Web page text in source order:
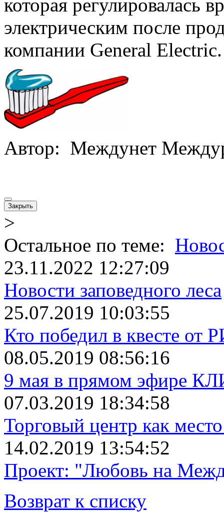
которая регулировалась
электрическим после
компании General Electric.
Автор: Междунет
Закрыть
>
Остальное по теме:
23.11.2022 12:27:09
Новости заповедного леса
25.07.2019 10:03:55
Кто победил в квесте от
08.05.2019 08:56:16
9 мая в прямом эфире
07.03.2019 18:34:58
Торговый центр как
14.02.2019 13:54:52
Проект: "Любовь на
Возврат к списку